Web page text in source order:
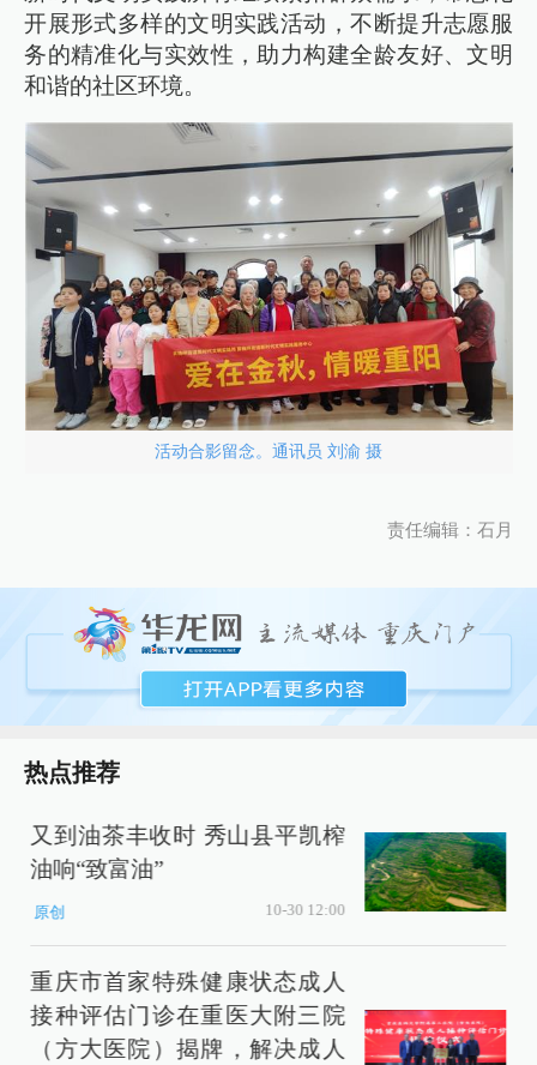
开展形式多样的文明实践活动，不断提升志愿服
务的精准化与实效性，助力构建全龄友好、文明
和谐的社区环境。
活动合影留念。通讯员 刘渝 摄
责任编辑：石月
热点推荐
又到油茶丰收时 秀山县平凯榨
油响“致富油”
原创 10-30 12:00
重庆市首家特殊健康状态成人
接种评估门诊在重医大附三院
（方大医院）揭牌，解决成人